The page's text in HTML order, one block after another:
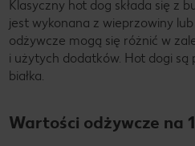
Klasyczny hot dog składa się z
jest wykonana z wieprzowiny
odżywcze mogą się różnić w
i użytych dodatków. Hot dogi są
białka.
Wartości odżywcze na